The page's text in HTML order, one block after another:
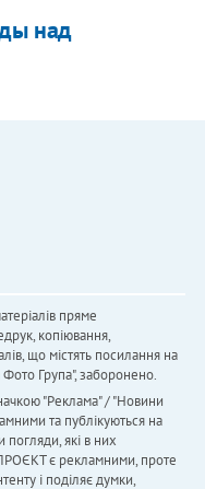
над
пряме
копіювання,
що містять посилання на
Фото Група", заборонено.
"Реклама" / "Новини
та публікуються на
які в них
є рекламними, проте
і поділяє думки,